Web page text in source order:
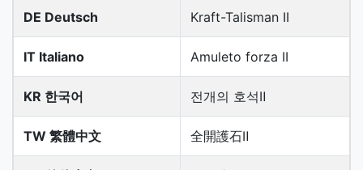
DE Deutsch Kraft-Talisman II
IT Italiano Amuleto forza II
KR 한국어 전개의 호석Ⅱ
TW 繁體中文 全開護石Ⅱ